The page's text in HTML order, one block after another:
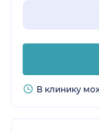
В клинику